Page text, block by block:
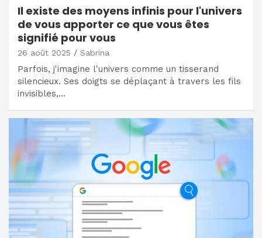
Il existe des moyens infinis pour l'univers
de vous apporter ce que vous êtes
signifié pour vous
26 août 2025 Sabrina
Parfois, j'imagine l'univers comme un tisserand
silencieux. Ses doigts se déplaçant à travers les fils
invisibles,…